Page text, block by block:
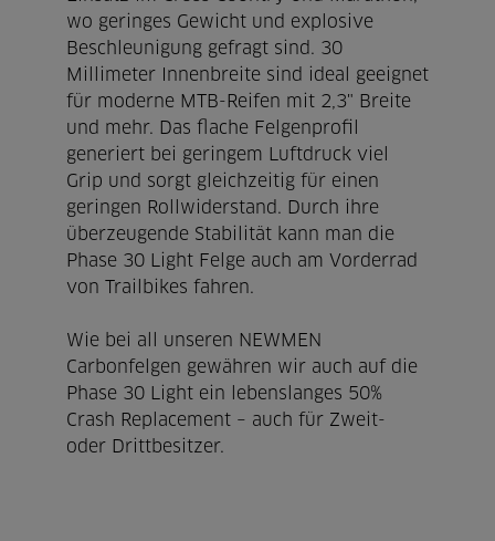
wo geringes Gewicht und explosive
Beschleunigung gefragt sind. 30
Millimeter Innenbreite sind ideal geeignet
für moderne MTB-Reifen mit 2,3" Breite
und mehr. Das flache Felgenprofil
generiert bei geringem Luftdruck viel
Grip und sorgt gleichzeitig für einen
geringen Rollwiderstand. Durch ihre
überzeugende Stabilität kann man die
Phase 30 Light Felge auch am Vorderrad
von Trailbikes fahren.
Wie bei all unseren NEWMEN
Carbonfelgen gewähren wir auch auf die
Phase 30 Light ein lebenslanges 50%
Crash Replacement – auch für Zweit-
oder Drittbesitzer.